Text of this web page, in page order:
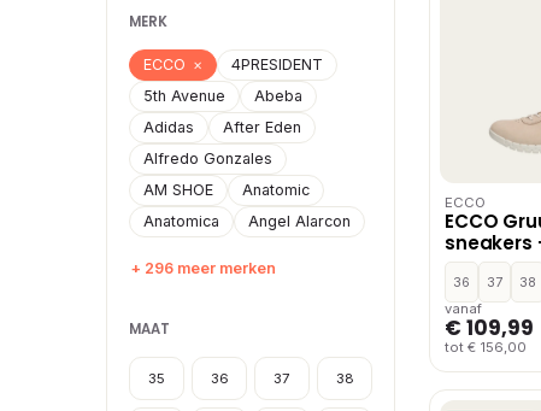
MERK
ECCO ×
4PRESIDENT
5th Avenue
Abeba
Adidas
After Eden
Alfredo Gonzales
AM SHOE
Anatomic
Anatomica
Angel Alarcon
+ 296 meer merken
MAAT
35 36 37 38
ECCO
ECCO
sneakers
36 37 38
vanaf
€ 109,99
tot € 156,00